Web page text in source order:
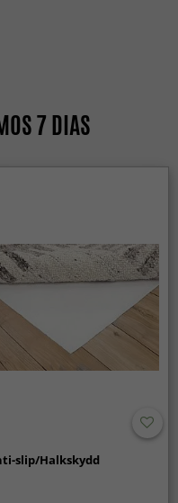
7 DIAS
slip/Halkskydd